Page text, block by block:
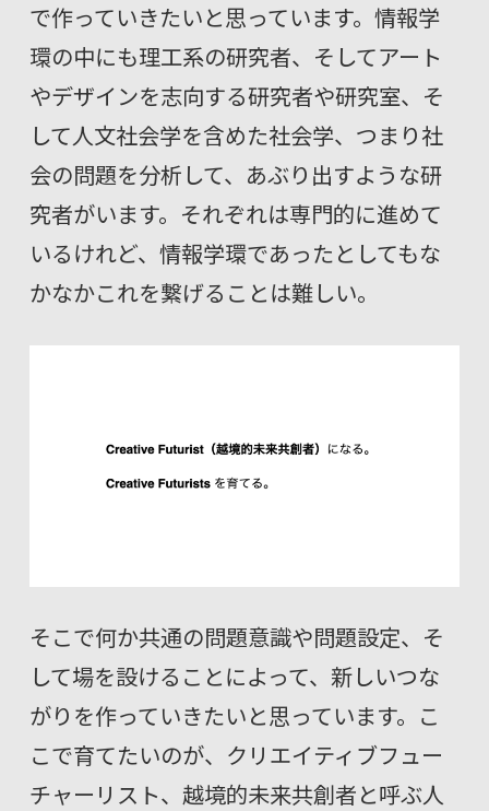
で作っていきたいと思っています。情報学
環の中にも理工系の研究者、そしてアート
やデザインを志向する研究者や研究室、そ
して人文社会学を含めた社会学、つまり社
会の問題を分析して、あぶり出すような研
究者がいます。それぞれは専門的に進めて
いるけれど、情報学環であったとしてもな
かなかこれを繋げることは難しい。
そこで何か共通の問題意識や問題設定、そ
して場を設けることによって、新しいつな
がりを作っていきたいと思っています。こ
こで育てたいのが、クリエイティブフュー
チャーリスト、越境的未来共創者と呼ぶ人